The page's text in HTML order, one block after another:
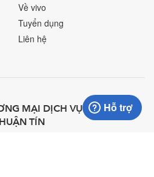
Về vivo
Tuyển dụng
Liên hệ
MẠI DỊCH VỤ VÀ ĐẦU TƯ
TÍN
Hỗ trợ